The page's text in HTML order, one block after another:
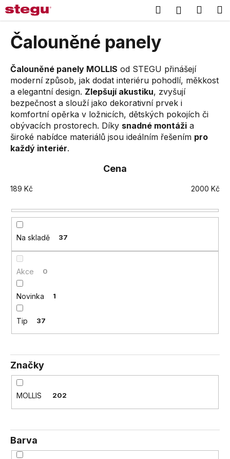
Přejít
na
obsah
HledatPřihlášení
Čalouněné panely
Čalouněné panely MOLLIS od STEGU přinášejí
moderní způsob, jak dodat interiéru pohodlí, měkkost
a elegantní design. Zlepšují akustiku, zvyšují
bezpečnost a slouží jako dekorativní prvek i
komfortní opěrka v ložnicích, dětských pokojích či
obývacích prostorech. Díky snadné montáži a
široké nabídce materiálů jsou ideálním řešením pro
každý interiér.
Cena
189 Kč 2000 Kč
Na skladě 37
Akce 0
Novinka 1
Tip 37
Značky
MOLLIS 202
Barva
K
o
o
p
o
t
ř
e
b
e
e
n
a
?
D
o
o
r
u